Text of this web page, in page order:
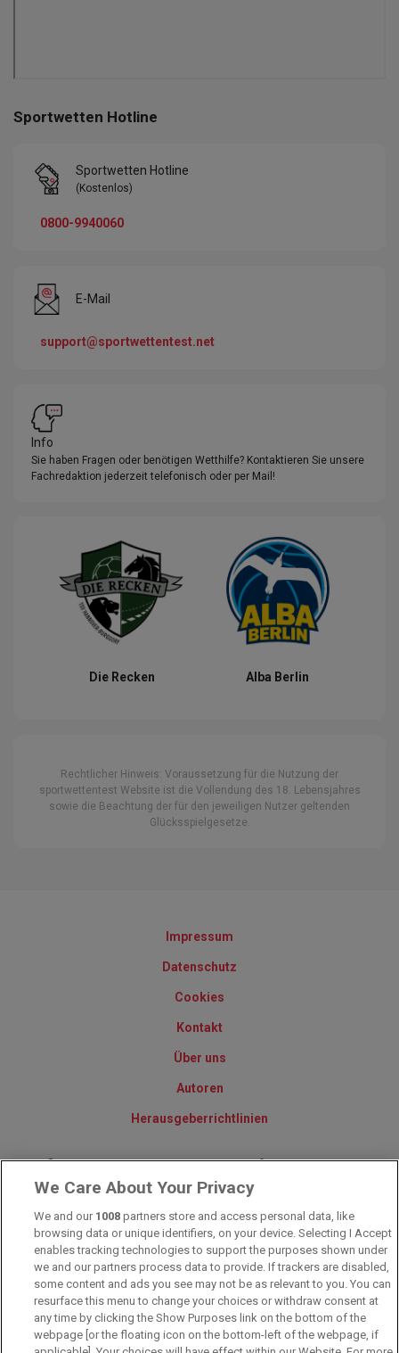
Sportwetten Hotline
Sportwetten Hotline
(Kostenlos)
0800-9940060
E-Mail
support@sportwettentest.net
Info
Sie haben Fragen oder benötigen Wetthilfe? Kontaktieren Sie unsere
Fachredaktion jederzeit telefonisch oder per Mail!
Die Recken Alba Berlin
Rechtlicher Hinweis: Voraussetzung für die Nutzung der
sportwettentest Website ist die Vollendung des 18. Lebensjahres
sowie die Beachtung der für den jeweiligen Nutzer geltenden
Glücksspielgesetze.
Impressum
Datenschutz
Cookies
Kontakt
Über uns
Autoren
Herausgeberrichtlinien
© 2010-2025 - Sportwettentest.net - Der große Sportwettentest
Sportwetten Angebote sind nur für Volljährige verfügbar. Es gelten
immer die AGB auf den jeweiligen Webseiten der Buchmacher.
Wetten kann Spaß, aber auch süchtig machen!
We Care About Your Privacy
We and our 1008 partners store and access personal data, like
browsing data or unique identifiers, on your device. Selecting I Accept
enables tracking technologies to support the purposes shown under
we and our partners process data to provide. If trackers are disabled,
some content and ads you see may not be as relevant to you. You can
resurface this menu to change your choices or withdraw consent at
any time by clicking the Show Purposes link on the bottom of the
webpage [or the floating icon on the bottom-left of the webpage, if